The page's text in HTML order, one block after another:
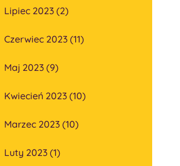
Lipiec 2023 (2)
Czerwiec 2023 (11)
Maj 2023 (9)
Kwiecień 2023 (10)
Marzec 2023 (10)
Luty 2023 (1)